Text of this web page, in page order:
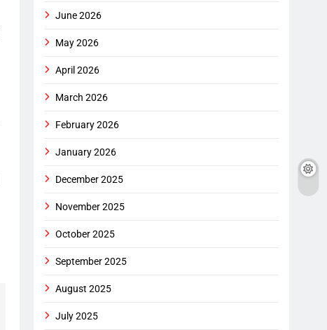
June 2026
May 2026
April 2026
March 2026
February 2026
January 2026
December 2025
November 2025
October 2025
September 2025
August 2025
July 2025